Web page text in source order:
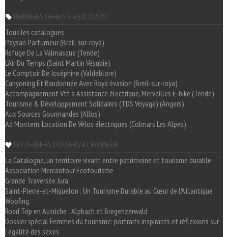
DERNIÈRES OFFRES V-A EXCLUSIVE
Tous les catalogues
Paysan Parfumeur (Breil-sur-roya)
Refuge De La Valmasque (Tende)
L'Air Du Temps (Saint Martin Vésubie)
Le Comptoir De Joséphine (Valdeblore)
Canyoning Et Randonnée Avec Roya évasion (Breil-sur-roya)
Accompagnement Vtt à Assistance électrique, Merveilles E-bike (Tende)
Tourisme & Développement Solidaires (TDS Voyage) (Angers)
Aux Sources Gourmandes (Allos)
Ad Montem, Location De Vélos électriques (Colmars Les Alpes)
LES DERNIERS DOSSIERS A L'HONNEUR
La Catalogne, un territoire vivant entre patrimoine et tourisme durable
Association Mercantour Ecotourisme
Grande Traversée Jura
Saint-Pierre-et-Miquelon : Un Tourisme Durable au Cœur de l'Atlantique
Woofing
Road Trip en Autriche : Alpbach et Bregenzerwald
Dossier spécial Femmes du tourisme: portraits inspirants et réflexions sur
l'égalité des sexes